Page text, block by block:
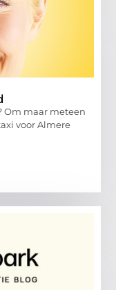
Om maar meteen
voor Almere